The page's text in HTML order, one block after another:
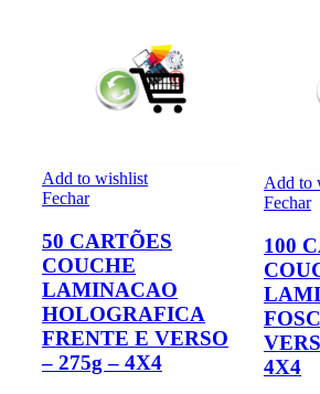
Add to wishlist
Fechar
50 CARTÕES
COUCHE
LAMINACAO
HOLOGRAFICA
FRENTE E VERSO
– 275g – 4X4
Add to
Fechar
100
4X4